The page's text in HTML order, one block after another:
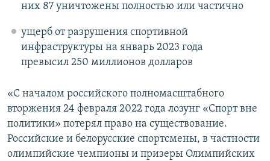
них 87 уничтожены полностью или частично
ущерб от разрушения спортивной
инфраструктуры на январь 2023 года
превысил 250 миллионов долларов
«С началом российского полномасштабного
вторжения 24 февраля 2022 года лозунг «Спорт вне
политики» потерял право на существование.
Российские и белорусские спортсмены, в частности
олимпийские чемпионы и призеры Олимпийских